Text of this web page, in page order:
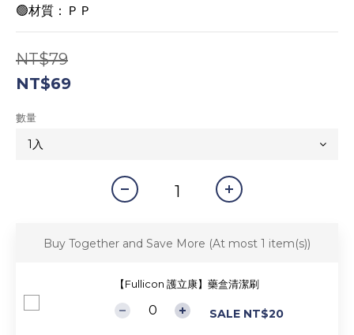
🟢材質：ＰＰ
NT$79
NT$69
數量
Buy Together and Save More (At most 1 item(s))
【Fullicon 護立康】藥盒清潔刷
SALE NT$20